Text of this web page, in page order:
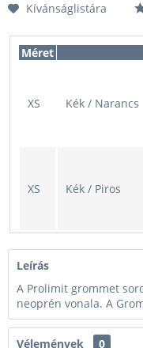
Kívánságlistára
Méret
XS Kék / Narancs
XS Kék / Piros
S
Leírás
A Prolimit grommet
neoprén vonala. A
Vélemények
0